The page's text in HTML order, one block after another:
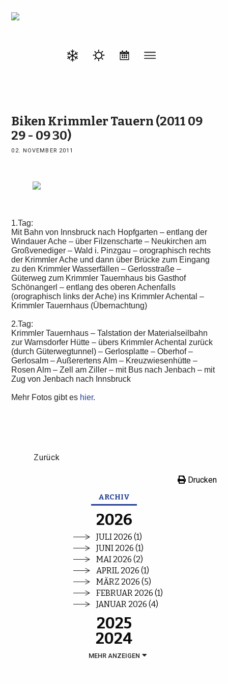
Biken Krimmler Tauern (2011 09
29 - 09 30)
02. NOVEMBER 2011
1.Tag:
Mit Bahn von Innsbruck nach Hopfgarten – entlang der
Windauer Ache – über Filzenscharte – Neukirchen am
Großvenediger – Wald i. Pinzgau – orographisch rechts
der Krimmler Ache und dann über Brücke zum Eingang
zu den Krimmler Wasserfällen – Gerlosstraße –
Güterweg zum Krimmler Tauernhaus bis Gasthof
Schönangerl – entlang des oberen Achenfalls
(orographisch links der Ache) ins Krimmler Achental –
Krimmler Tauernhaus (Übernachtung)
2.Tag:
Krimmler Tauernhaus – Talstation der Materialseilbahn
zur Warnsdorfer Hütte – übers Krimmler Achental zurück
(durch Güterwegtunnel) – Gerlosplatte – Oberhof –
Gerlosalm – Außerertens Alm – Kreuzwiesenhütte –
Rosen Alm – Zell am Ziller – mit Bus nach Jenbach – mit
Zug von Jenbach nach Innsbruck
Mehr Fotos gibt es hier.
Zurück
Drucken
ARCHIV
2026
JULI 2026 (1)
JUNI 2026 (1)
MAI 2026 (2)
APRIL 2026 (1)
MÄRZ 2026 (5)
FEBRUAR 2026 (1)
JANUAR 2026 (4)
2025
2024
MEHR ANZEIGEN